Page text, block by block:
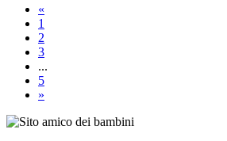
«
1
2
3
...
5
»